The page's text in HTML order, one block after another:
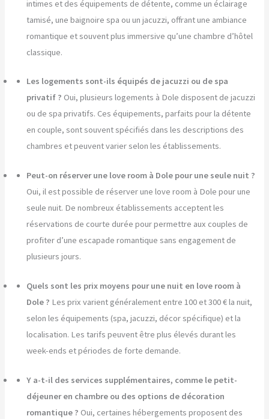
intimes et des équipements de détente, comme un éclairage
tamisé, une baignoire spa ou un jacuzzi, offrant une ambiance
romantique et souvent plus immersive qu’une chambre d’hôtel
classique.
Les logements sont-ils équipés de jacuzzi ou de spa
privatif ? Oui, plusieurs logements à Dole disposent de jacuzzi
ou de spa privatifs. Ces équipements, parfaits pour la détente
en couple, sont souvent spécifiés dans les descriptions des
chambres et peuvent varier selon les établissements.
Peut-on réserver une love room à Dole pour une seule nuit ?
Oui, il est possible de réserver une love room à Dole pour une
seule nuit. De nombreux établissements acceptent les
réservations de courte durée pour permettre aux couples de
profiter d’une escapade romantique sans engagement de
plusieurs jours.
Quels sont les prix moyens pour une nuit en love room à
Dole ? Les prix varient généralement entre 100 et 300 € la nuit,
selon les équipements (spa, jacuzzi, décor spécifique) et la
localisation. Les tarifs peuvent être plus élevés durant les
week-ends et périodes de forte demande.
Y a-t-il des services supplémentaires, comme le petit-
déjeuner en chambre ou des options de décoration
romantique ? Oui, certaines hébergements proposent des